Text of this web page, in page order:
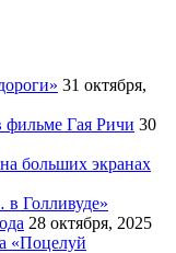
31 октября,
фильме Гая Ричи 30
больших экранах
Голливуде»
28 октября, 2025
«Поцелуй